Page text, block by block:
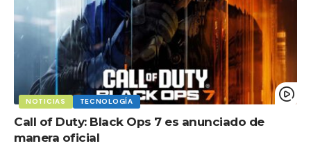
NOTICIAS TECNOLOGÍA
Call of Duty: Black Ops 7 es anunciado de
manera oficial